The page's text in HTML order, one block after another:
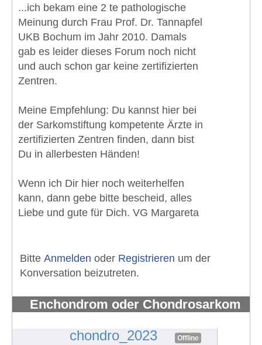
...ich bekam eine 2 te pathologische
Meinung durch Frau Prof. Dr. Tannapfel
UKB Bochum im Jahr 2010. Damals
gab es leider dieses Forum noch nicht
und auch schon gar keine zertifizierten
Zentren.
Meine Empfehlung: Du kannst hier bei
der Sarkomstiftung kompetente Ärzte in
zertifizierten Zentren finden, dann bist
Du in allerbesten Händen!
Wenn ich Dir hier noch weiterhelfen
kann, dann gebe bitte bescheid, alles
Liebe und gute für Dich. VG Margareta
Bitte Anmelden oder Registrieren um der
Konversation beizutreten.
Enchondrom oder Chondrosarkom
chondro_2023 Offline